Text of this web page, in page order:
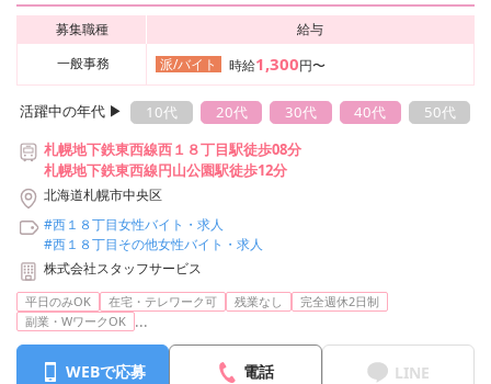
募集職種
給与
一般事務
派/バイト 時給1,300円〜
活躍中の年代 ▶︎ 10代 20代 30代 40代
50代
札幌地下鉄東西線西１８丁目駅徒歩08分
札幌地下鉄東西線円山公園駅徒歩12分
北海道札幌市中央区
#西１８丁目女性バイト・求人
#西１８丁目その他女性バイト・求人
株式会社スタッフサービス
平日のみOK 在宅・テレワーク可 残業なし
完全週休2日制
副業・WワークOK ...
WEBで応募 電話 LINE